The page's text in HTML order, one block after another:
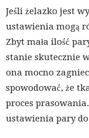
Jeśli żelazko jest
ustawienia mogą
Zbyt mała ilość
stanie skutecznie
ona mocno
spowodować, że
proces
ustawienia pary